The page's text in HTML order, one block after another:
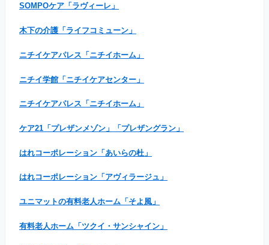
SOMPOケア「ラヴィーレ」
木下の介護「ライフコミューン」
ニチイケアパレス「ニチイホーム」
ニチイ学館「ニチイケアセンター」
ニチイケアパレス「ニチイホーム」
ケア21「プレザンメゾン」「プレザングラン」
はれコーポレーション「あいらの杜」
はれコーポレーション「アヴィラージュ」
ユニマットの有料老人ホーム「そよ風」
有料老人ホーム「ツクイ・サンシャイン」